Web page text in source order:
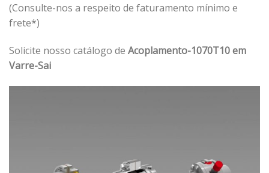
(Consulte-nos a respeito de faturamento mínimo e
frete*)
Solicite nosso catálogo de Acoplamento-1070T10 em
Varre-Sai